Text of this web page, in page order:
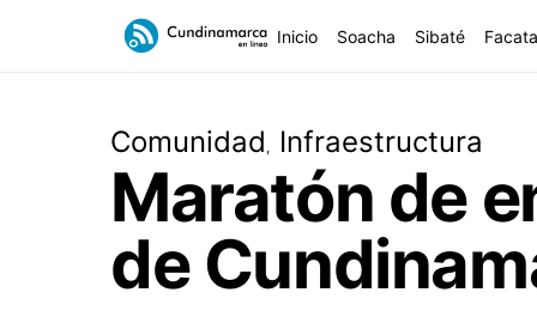
Inicio Soacha Sibaté
Comunidad Infraestructura
Maratón de
de